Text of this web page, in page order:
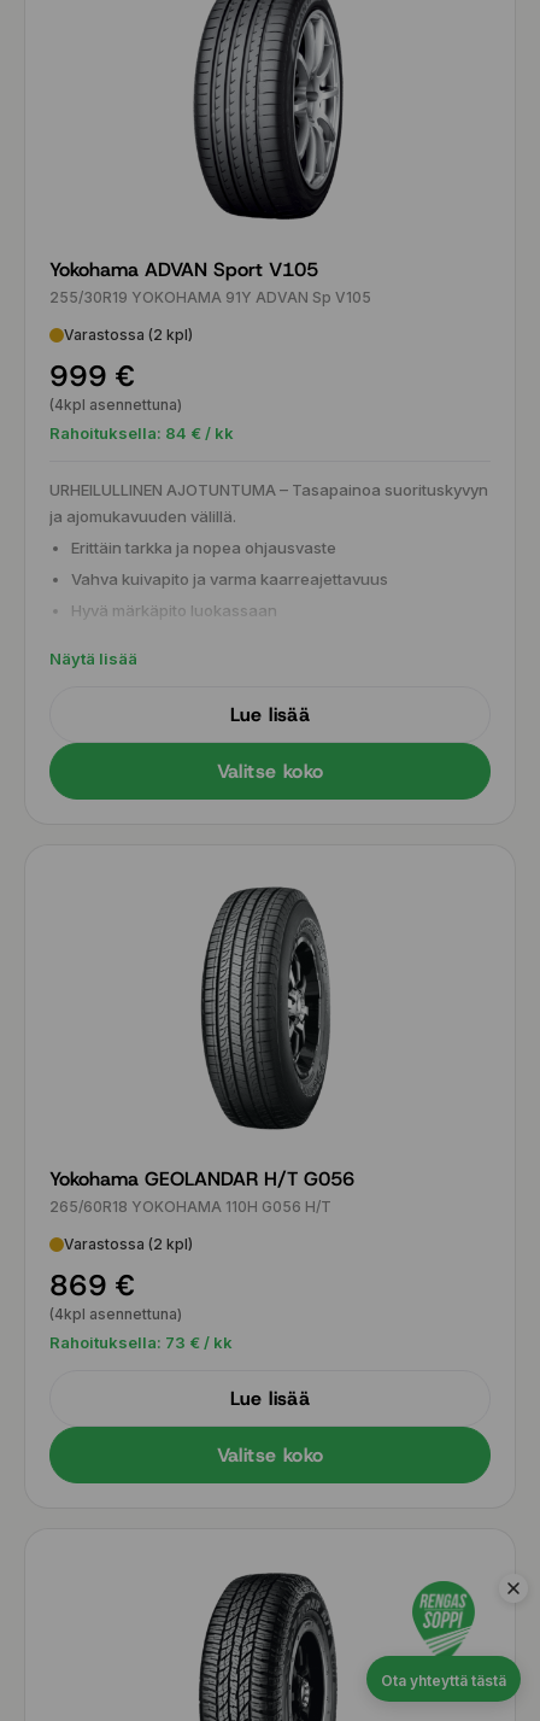
Yokohama ADVAN Sport V105
255/30R19 YOKOHAMA 91Y ADVAN Sp V105
Varastossa (2 kpl)
999 €
(4kpl asennettuna)
Rahoituksella: 84 € / kk
URHEILULLINEN AJOTUNTUMA – Tasapainoa suorituskyvyn
ja ajomukavuuden välillä.
Erittäin tarkka ja nopea ohjausvaste
Vahva kuivapito ja varma kaarreajettavuus
Hyvä märkäpito luokassaan
Näytä lisää
Lue lisää
Valitse koko
Yokohama GEOLANDAR H/T G056
265/60R18 YOKOHAMA 110H G056 H/T
Varastossa (2 kpl)
869 €
(4kpl asennettuna)
Rahoituksella: 73 € / kk
Lue lisää
Valitse koko
Ota yhteyttä tästä